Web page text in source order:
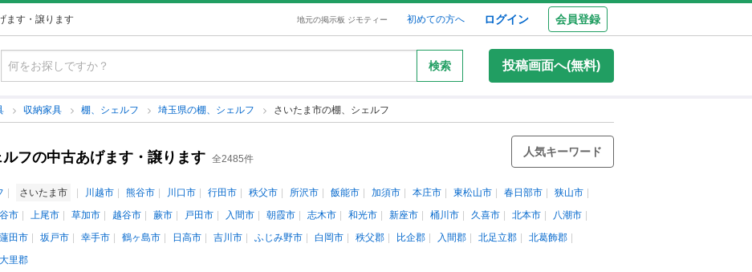
ます・譲ります 地元の掲示板 ジモティー 初めての方へ ログイン 会員登録
検索 投稿画面へ(無料)
収納家具 棚、シェルフ 埼玉県の棚、シェルフ さいたま市の棚、シェルフ
フの中古あげます・譲ります 全2485件
人気キーワード
さいたま市 川越市 熊谷市 川口市 行田市 秩父市 所沢市 飯能市 加須市 本庄市 東松山市 春日部市
狭山市
市 上尾市 草加市 越谷市 蕨市 戸田市 入間市 朝霞市 志木市 和光市 新座市 桶川市 久喜市 北本市
八潮市
蓮田市 坂戸市 幸手市 鶴ヶ島市 日高市 吉川市 ふじみ野市 白岡市 秩父郡 比企郡 入間郡 北足立郡
北葛飾郡
大里郡